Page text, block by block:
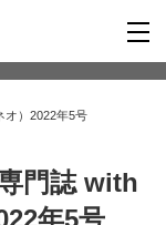
オ）2022年5号
門誌 with
年5号